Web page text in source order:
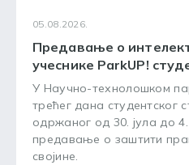
05.08.2026.
Предавање о
учеснике ParkUP!
У Научно-технолошком
трећег дана студентског
одржаног од 30. јула до
предавање о заштити
својине.